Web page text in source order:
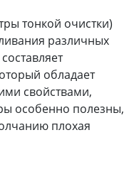
тонкой очистки)
различных
обладает
свойствами,
особенно полезны,
плохая